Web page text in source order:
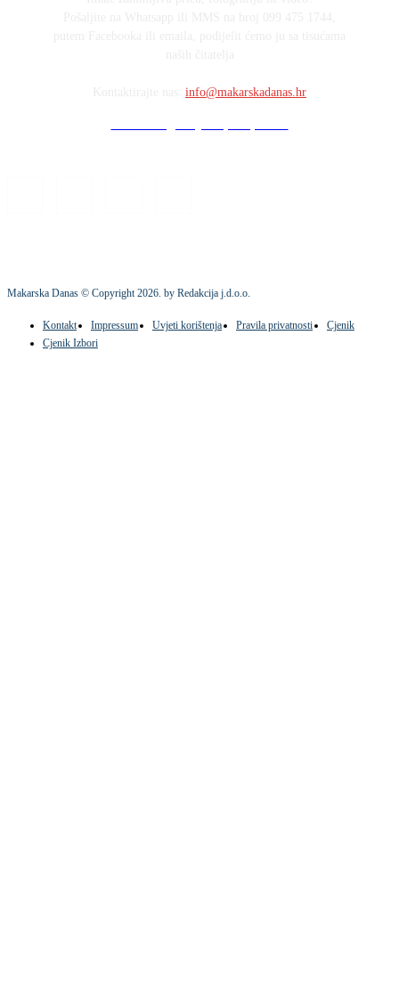
info@makarskadanas.hr
Makarska Danas © Copyright2026. by Redakcija j.d.o.o.
Kontakt Impressum Uvjeti korištenja Pravila privatnosti
Cjenik
Cjenik Izbori